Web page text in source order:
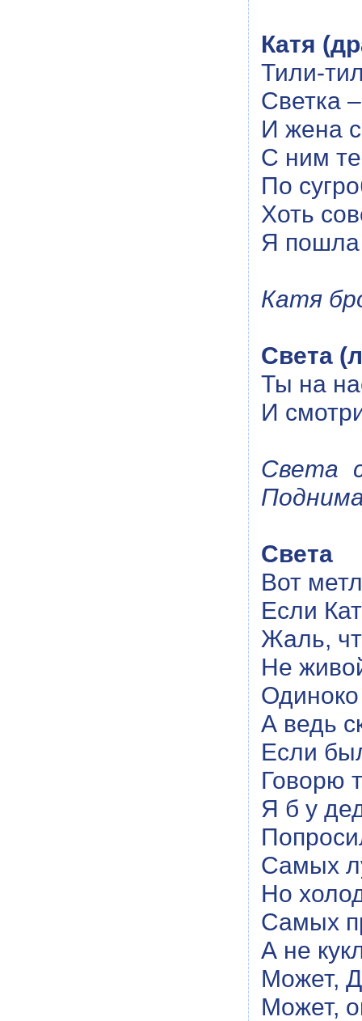
Катя
Тили-
Светка
И жена
С ним
По
Хоть
Я
Катя
Света
Ты на
И
Света
Света
Вот
Если
Жаль,
Не
А ведь
Если
Говорю
Я б у
Самых
Но
Самых
А не
Может,
Может,